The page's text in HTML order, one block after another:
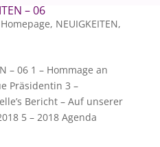
– 06
Homepage, NEUIGKEITEN,
– 06 1 – Hommage an
Präsidentin 3 –
Bericht – Auf unserer
5 – 2018 Agenda